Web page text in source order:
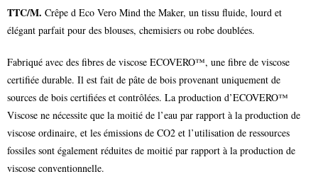
TTC/M. Crêpe d Eco Vero Mind the Maker, un tissu fluide, lourd et
élégant parfait pour des blouses, chemisiers ou robe doublées.
Fabriqué avec des fibres de viscose ECOVERO™, une fibre de viscose
certifiée durable. Il est fait de pâte de bois provenant uniquement de
sources de bois certifiées et contrôlées. La production d’ECOVERO™
Viscose ne nécessite que la moitié de l’eau par rapport à la production de
viscose ordinaire, et les émissions de CO2 et l’utilisation de ressources
fossiles sont également réduites de moitié par rapport à la production de
viscose conventionnelle.